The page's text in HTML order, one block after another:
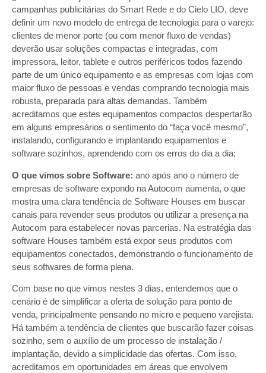
campanhas publicitárias do Smart Rede e do Cielo LIO, deve
definir um novo modelo de entrega de tecnologia para o varejo:
clientes de menor porte (ou com menor fluxo de vendas)
deverão usar soluções compactas e integradas, com
impressora, leitor, tablete e outros periféricos todos fazendo
parte de um único equipamento e as empresas com lojas com
maior fluxo de pessoas e vendas comprando tecnologia mais
robusta, preparada para altas demandas. Também
acreditamos que estes equipamentos compactos despertarão
em alguns empresários o sentimento do “faça você mesmo”,
instalando, configurando e implantando equipamentos e
software sozinhos, aprendendo com os erros do dia a dia;
O que vimos sobre Software: ano após ano o número de
empresas de software expondo na Autocom aumenta, o que
mostra uma clara tendência de Software Houses em buscar
canais para revender seus produtos ou utilizar a presença na
Autocom para estabelecer novas parcerias. Na estratégia das
software Houses também está expor seus produtos com
equipamentos conectados, demonstrando o funcionamento de
seus softwares de forma plena.
Com base no que vimos nestes 3 dias, entendemos que o
cenário é de simplificar a oferta de solução para ponto de
venda, principalmente pensando no micro e pequeno varejista.
Há também a tendência de clientes que buscarão fazer coisas
sozinho, sem o auxílio de um processo de instalação /
implantação, devido a simplicidade das ofertas. Com isso,
acreditamos em oportunidades em áreas que envolvem